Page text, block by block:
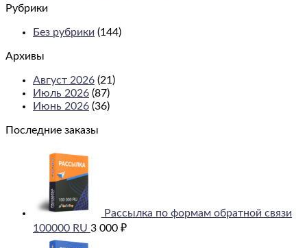
Рубрики
Без рубрики (144)
Архивы
Август 2026 (21)
Июль 2026 (87)
Июнь 2026 (36)
Последние заказы
Рассылка по формам обратной связи
100000 RU 3 000 ₽